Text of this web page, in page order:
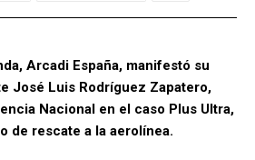
Arcadi España, manifestó su
José Luis Rodríguez Zapatero,
Nacional en el caso Plus Ultra,
de rescate a la aerolínea.